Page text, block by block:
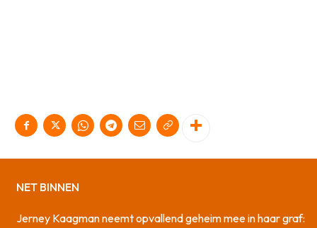
NET BINNEN
Jerney Kaagman neemt opvallend geheim mee in haar graf: